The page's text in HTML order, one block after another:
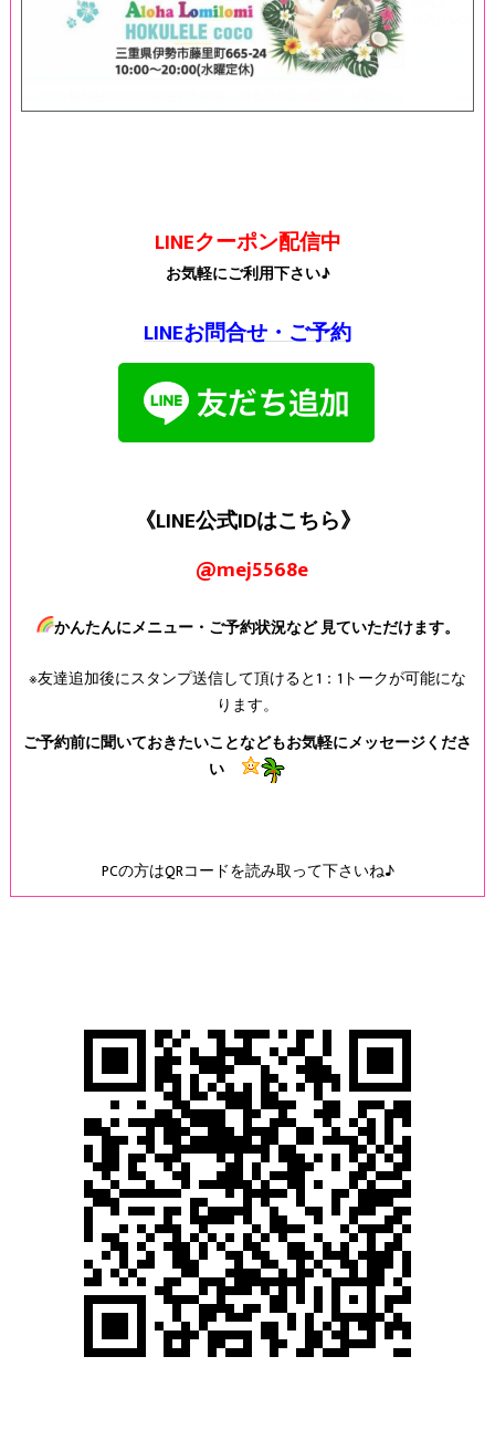
LINEクーポン配信中
お気軽にご利用下さい♪
LINEお問合せ・ご予約
《LINE公式IDはこちら》
@mej5568e
かんたんにメニュー・ご予約状況など 見ていただけます。
※友達追加後にスタンプ送信して頂けると1：1トークが可能にな
ります。
ご予約前に聞いておきたいことなどもお気軽にメッセージくださ
い
PCの方はQRコードを読み取って下さいね♪